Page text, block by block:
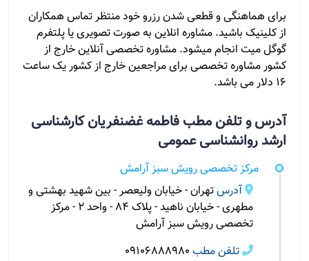
برای هماهنگی و قطعی شدن رزرو خود منتظر تماس همکاران
از کلینیک باشید. مشاوره انلاین به صورت تصویری یا پلتفرم
گوگل میت انجام میشود. مشاوره تخصصی آنلاین خارج از
کشور مشاوره تخصصی برای مراجعین خارج از کشور یک ساعت
16 دلار می باشد.
آدرس و تلفن مطب فاطمه غضنفریان کارشناسی
ارشد روانشناسی عمومی
مرکز تخصصی رویش سبز آرامش
آدرستهران - خیابان ولیعصر - بین شهید بهشتی و
مطهری - خیابان ناهید - پلاک 84 - واحد 2 - مرکز
تخصصی رویش سبز آرامش
تلفن مطب